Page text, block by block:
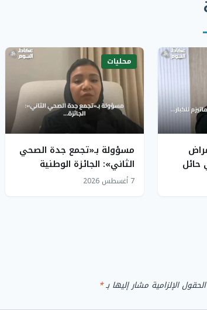
حائل
محليات
مسؤولة بـ«تجمع جدة الصحي
الثاني»: الجائزة الوطنية
لسلامة المرضى تحفز التطوير
7 أغسطس 2026
الحقول الإلزامية مشار إليها بـ*